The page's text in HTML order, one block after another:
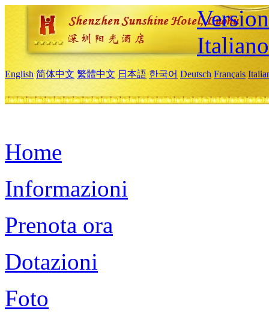
Italiano
English 简体中文 繁體中文 日本語 한국어 Deutsch Français
Home
Informazioni
Prenota ora
Dotazioni
Foto